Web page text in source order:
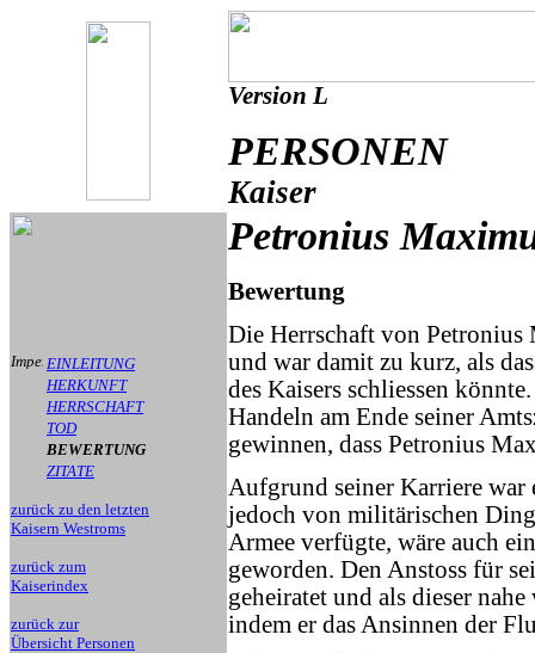
Version L
PERSONEN
Kaiser
EINLEITUNG
HERKUNFT
HERRSCHAFT
TOD
BEWERTUNG
ZITATE
zurück zu den letzten
Kaisern Westroms
zurück zum
Kaiserindex
zurück zur
Übersicht Personen
Petronius
Bewertung
Die Herrschaft von Petronius
und war damit zu kurz, als
des Kaisers schliessen
Handeln am Ende seiner
gewinnen, dass Petronius
Aufgrund seiner Karriere
jedoch von militärischen
Armee verfügte, wäre auch
geworden. Den Anstoss für
geheiratet und als dieser
indem er das Ansinnen der